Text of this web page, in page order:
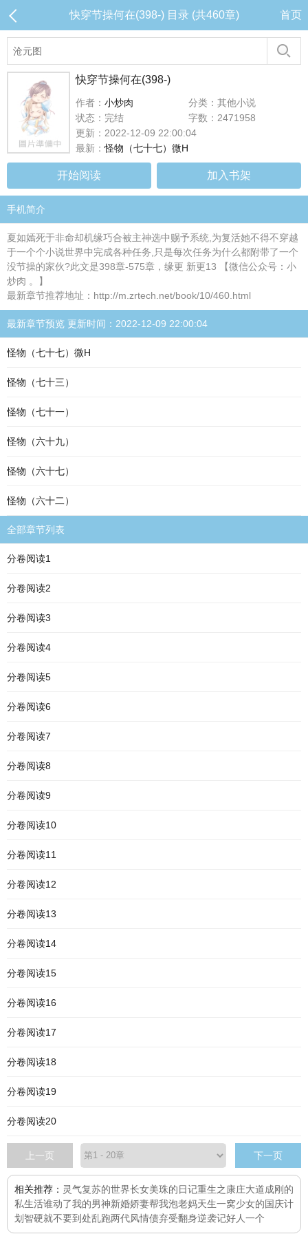
快穿节操何在(398-) 目录 (共460章) 首页
快穿节操何在(398-)
作者： 小炒肉
分类：其他小说
状态：完结
字数：2471958
更新：2022-12-09 22:00:04
最新：怪物（七十七）微H
开始阅读 加入书架
手机简介
夏如嫣死于非命却机缘巧合被主神选中赐予系统,为复活她不得不穿越
于一个个小说世界中完成各种任务,只是每次任务为什么都附带了一个
没节操的家伙?此文是398章-575章，缘更 新更13 【微信公众号：小
炒肉 。】
最新章节推荐地址：http://m.zrtech.net/book/10/460.html
最新章节预览 更新时间：2022-12-09 22:00:04
怪物（七十七）微H
怪物（七十三）
怪物（七十一）
怪物（六十九）
怪物（六十七）
怪物（六十二）
全部章节列表
分卷阅读1
分卷阅读2
分卷阅读3
分卷阅读4
分卷阅读5
分卷阅读6
分卷阅读7
分卷阅读8
分卷阅读9
分卷阅读10
分卷阅读11
分卷阅读12
分卷阅读13
分卷阅读14
分卷阅读15
分卷阅读16
分卷阅读17
分卷阅读18
分卷阅读19
分卷阅读20
上一页 下一页
相关推荐： 灵气复苏的世界长女美珠的日记重生之康庄大道成刚的
私生活谁动了我的男神新婚娇妻帮我泡老妈天生一窝少女的国庆计
划 智硬就不要到处乱跑两代风情债弃受翻身逆袭记好人一个